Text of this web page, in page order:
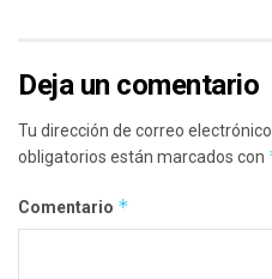
Deja un comentario
Tu dirección de correo
obligatorios están marcados con
Comentario *